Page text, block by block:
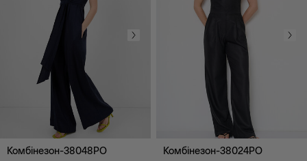
Всі
Романтичний
Коктейльний
Повсякденний
Відпочинок (дозвілля)
Комбінезон-38048PO
Комбінезон-38024PO